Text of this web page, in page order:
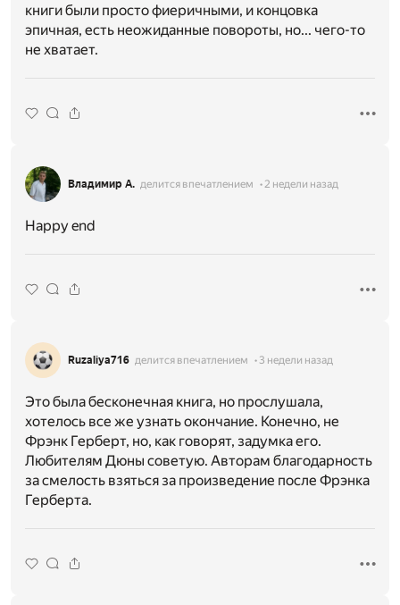
книги были просто фиеричными, и концовка
эпичная, есть неожиданные повороты, но... чего-то
не хватает.
Владимир А. делится впечатлением 2 недели назад
Happy end
Ruzaliya716 делится впечатлением 3 недели назад
Это была бесконечная книга, но прослушала,
хотелось все же узнать окончание. Конечно, не
Фрэнк Герберт, но, как говорят, задумка его.
Любителям Дюны советую. Авторам благодарность
за смелость взяться за произведение после Фрэнка
Герберта.